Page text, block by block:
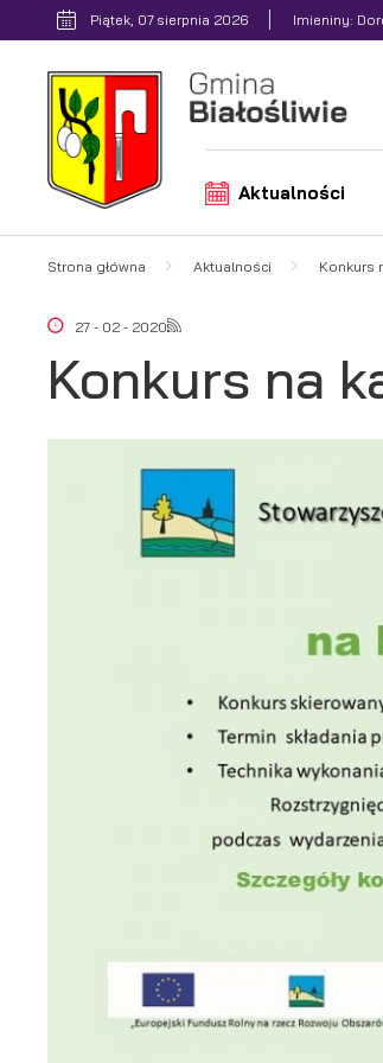
Przejdź do menu.
Przejdź do wyszukiwarki.
Przejdź do treści.
Przejdź do ustawień wielkości czcionki.
Włącz wersję kontrastową strony.
Piątek, 07 sierpnia 2026 Imieniny:
Aktualności
Strona główna Aktualności Konkurs
27 - 02 - 2020
Konkurs na